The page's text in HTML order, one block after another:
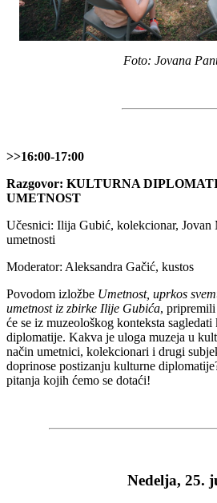
Foto: Jovana
>>16:00-17:00
Razgovor: KULTURNA
UMETNOST
Učesnici: Ilija Gubić, kolekcionar, Jovan
umetnosti
Moderator: Aleksandra Gačić, kustos
Povodom izložbe Umetnost, uprkos
umetnost iz zbirke Ilije Gubića,
će se iz muzeološkog konteksta
diplomatije. Kakva je uloga muzeja u
način umetnici, kolekcionari i drugi
doprinose postizanju kulturne
pitanja kojih ćemo se dotaći!
Nedelja, 25.